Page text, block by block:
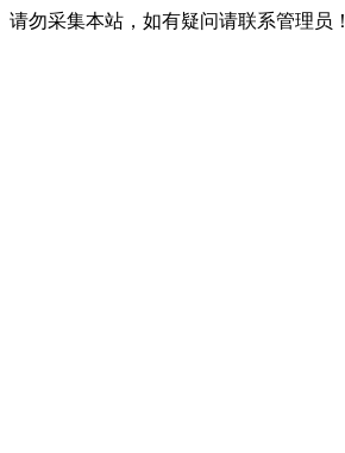
请勿采集本站，如有疑问请联系管理员！